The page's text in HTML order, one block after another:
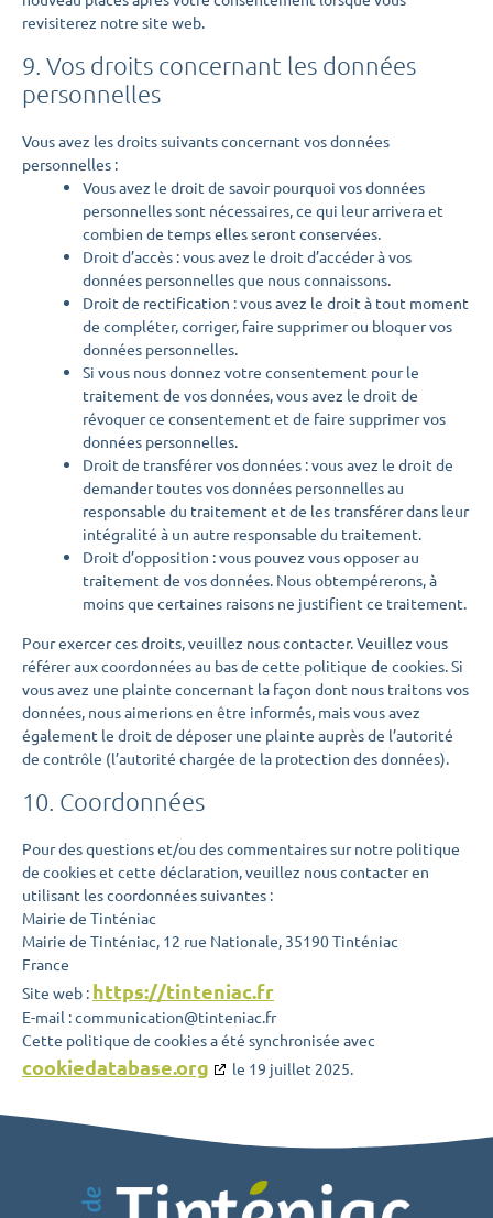
revisiterez notre site web.
9. Vos droits concernant les données
personnelles
Vous avez les droits suivants concernant vos données
personnelles :
Vous avez le droit de savoir pourquoi vos données
personnelles sont nécessaires, ce qui leur arrivera et
combien de temps elles seront conservées.
Droit d’accès : vous avez le droit d’accéder à vos
données personnelles que nous connaissons.
Droit de rectification : vous avez le droit à tout moment
de compléter, corriger, faire supprimer ou bloquer vos
données personnelles.
Si vous nous donnez votre consentement pour le
traitement de vos données, vous avez le droit de
révoquer ce consentement et de faire supprimer vos
données personnelles.
Droit de transférer vos données : vous avez le droit de
demander toutes vos données personnelles au
responsable du traitement et de les transférer dans leur
intégralité à un autre responsable du traitement.
Droit d’opposition : vous pouvez vous opposer au
traitement de vos données. Nous obtempérerons, à
moins que certaines raisons ne justifient ce traitement.
Pour exercer ces droits, veuillez nous contacter. Veuillez vous
référer aux coordonnées au bas de cette politique de cookies. Si
vous avez une plainte concernant la façon dont nous traitons vos
données, nous aimerions en être informés, mais vous avez
également le droit de déposer une plainte auprès de l’autorité
de contrôle (l’autorité chargée de la protection des données).
10. Coordonnées
Pour des questions et/ou des commentaires sur notre politique
de cookies et cette déclaration, veuillez nous contacter en
utilisant les coordonnées suivantes :
Mairie de Tinténiac
Mairie de Tinténiac, 12 rue Nationale, 35190 Tinténiac
France
Site web : https://tinteniac.fr
E-mail :communication@tinteniac.fr
Cette politique de cookies a été synchronisée avec
cookiedatabase.org le 19 juillet 2025.